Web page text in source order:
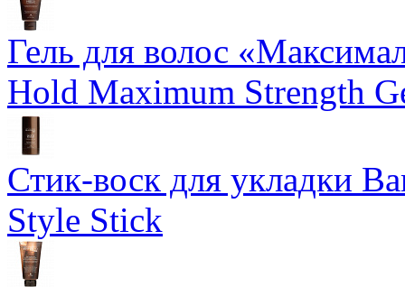
Гель для волос
Hold Maximum Strength
Стик-воск для укладки
Style Stick